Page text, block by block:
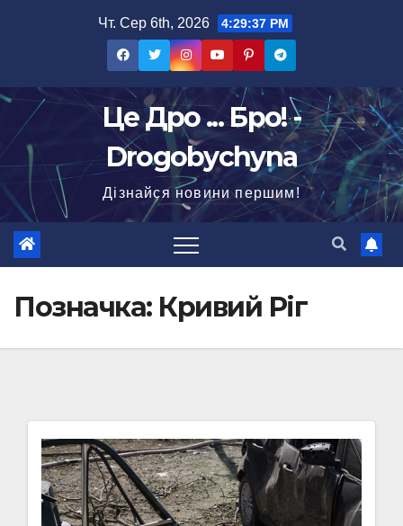
Чт. Сер 6th, 2026 4:29:38 PM
Це Дро ... Бро! -
Drogobychyna
Дізнайся новини першим!
Позначка: Кривий Ріг